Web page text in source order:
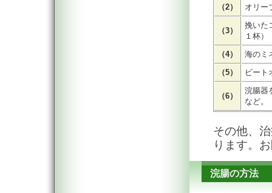
（2）
オリー
（3）
挽いた
１杯）
（4）
海のミ
（5）
ビート
（6）
浣腸器
など。
その他、
ります。
浣腸の方法